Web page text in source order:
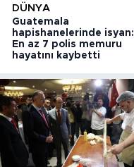
DÜNYA
Guatemala
hapishanelerinde isyan:
En az 7 polis memuru
hayatını kaybetti